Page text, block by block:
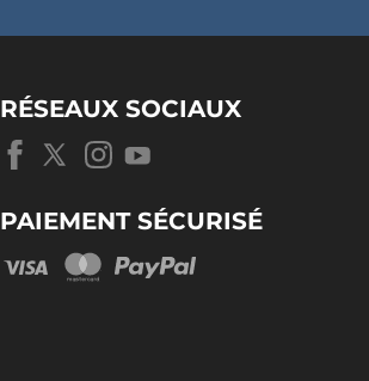
RÉSEAUX SOCIAUX
PAIEMENT SÉCURISÉ